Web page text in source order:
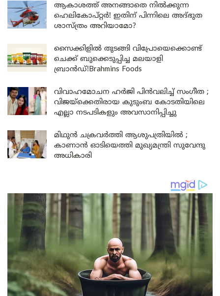
ആകാശത്ത് അനങ്ങാതെ നില്‍ക്കുന്ന
ഹെലികോപ്റ്റര്‍! ഇതിന് പിന്നിലെ അദ്ഭുത
ശാസ്ത്രം അറിയാമോ?
സൈക്കിളിൽ തുടങ്ങി വിപ്രോയെക്കൊണ്ട്
ചെക്ക് ബുക്കെടുപ്പിച്ച മലയാളി
ബ്രാൻഡ്!Brahmins Foods
വിവാഹമോചന ഹർജി പിൻവലിച്ച് സംഗീത ;
വിജയ്ക്കെതിരായ കുടുംബ കോടതിയിലെ
എല്ലാ നടപടികളും അവസാനിപ്പിച്ചു
മിഥുൻ ചക്രവർത്തി ആശുപത്രിയിൽ ;
കാണാൻ ഓടിയെത്തി മുഖ്യമന്ത്രി സുവേന്ദു
അധികാരി